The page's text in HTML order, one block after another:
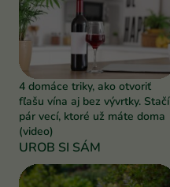
4 domáce triky, ako otvoriť
fľašu vína aj bez vývrtky. Stačí
pár vecí, ktoré už máte doma
(video)
UROB SI SÁM